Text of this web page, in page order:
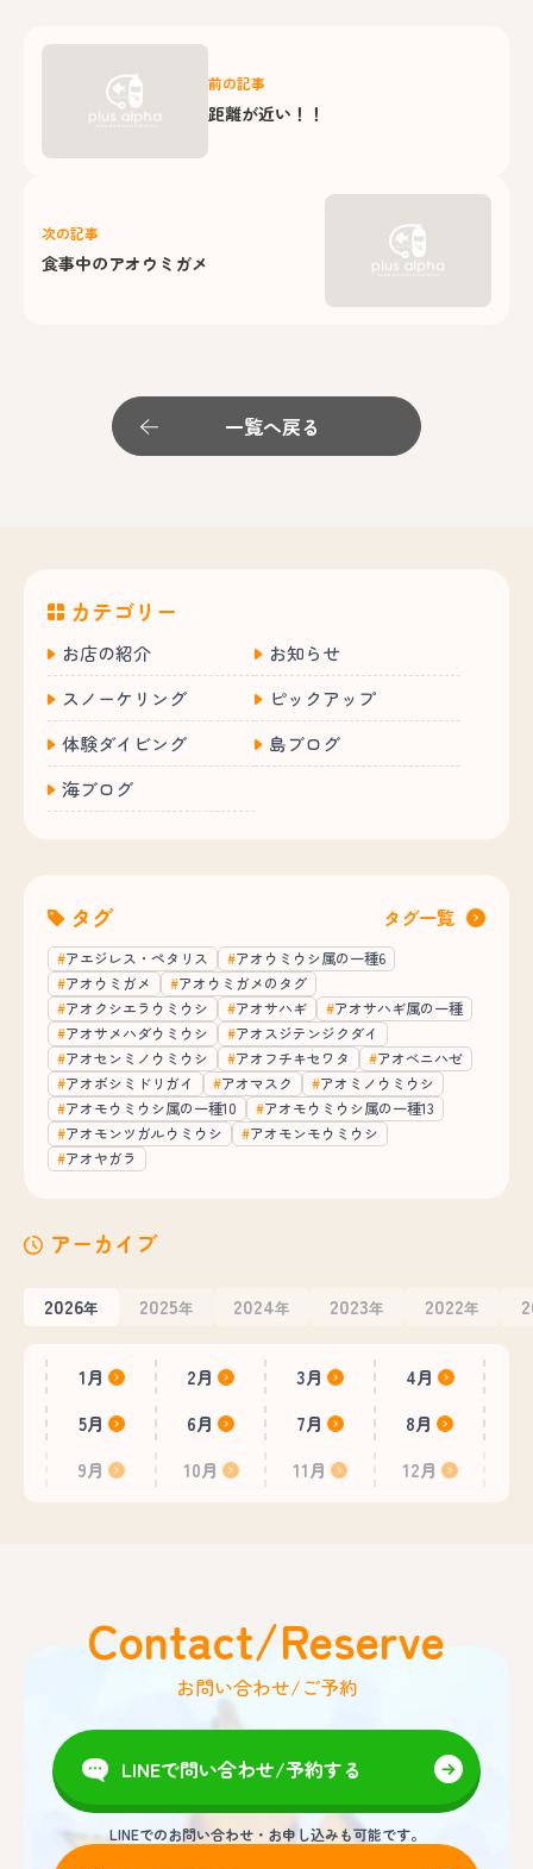
前の記事
距離が近い！！
次の記事
食事中のアオウミガメ
一覧へ戻る
カテゴリー
お店の紹介
お知らせ
スノーケリング
ピックアップ
体験ダイビング
島ブログ
海ブログ
タグ タグ一覧
アエジレス・ペタリス
アオウミウシ属の一種6
アオウミガメ
アオウミガメのタグ
アオクシエラウミウシ
アオサハギ
アオサハギ属の一種
アオサメハダウミウシ
アオスジテンジクダイ
アオセンミノウミウシ
アオフチキセワタ
アオベニハゼ
アオボシミドリガイ
アオマスク
アオミノウミウシ
アオモウミウシ属の一種10
アオモウミウシ属の一種13
アオモンツガルウミウシ
アオモンモウミウシ
アオヤガラ
アーカイブ
2026年 2025年 2024年 2023年 2022年
1月 2月 3月
4月
5月
6月 7月
8月
9月
10月 11月 12月
Contact/Reserve
お問い合わせ/ご予約
LINEで問い合わせ/予約する
LINEでのお問い合わせ・お申し込みも可能です。